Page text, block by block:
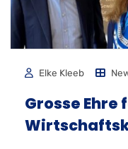
Elke Kleeb
Grosse